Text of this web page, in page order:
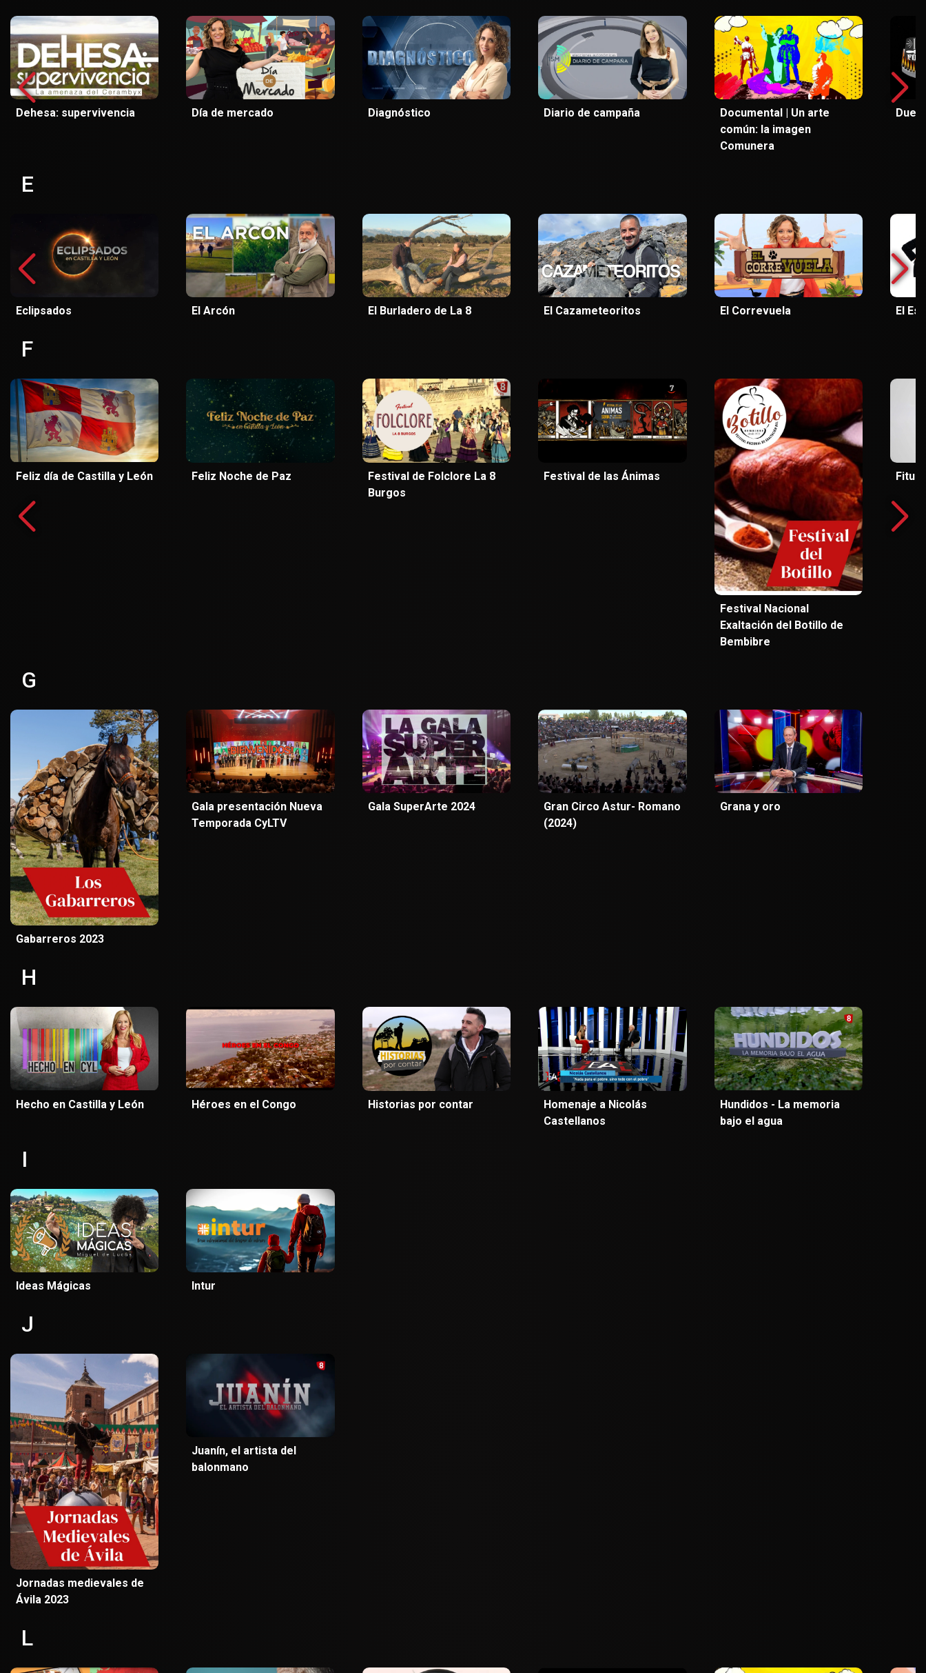
Dehesa: supervivencia Día de mercado Diagnóstico Diario de campaña
Documental | Un arte
común: la imagen
Comunera
E
Eclipsados El Arcón El Burladero de La 8 El Cazameteoritos El Correvuela El
F
Feliz día de Castilla y León Feliz Noche de Paz
Festival de Folclore La 8
Burgos
Festival de las Ánimas
Festival Nacional
Exaltación del Botillo de
Bembibre
Fitur
G
Gabarreros 2023
Gala presentación Nueva
Temporada CyLTV
Gala SuperArte 2024
Gran Circo Astur- Romano
(2024)
Grana y oro
H
Hecho en Castilla y León Héroes en el Congo Historias por contar
Homenaje a Nicolás
Castellanos
Hundidos - La memoria
bajo el agua
I
Ideas Mágicas Intur
J
Jornadas medievales de
Ávila 2023
Juanín, el artista del
balonmano
L